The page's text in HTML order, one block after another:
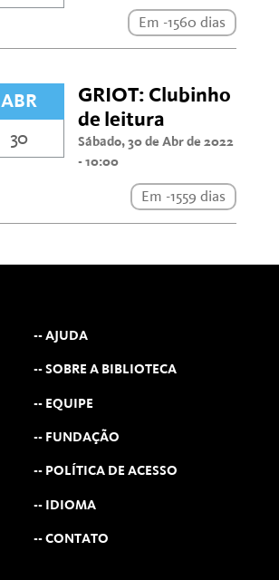
Em -1560 dias
ABR
30
GRIOT: Clubinho
de leitura
Sábado, 30 de Abr de 2022
- 10:00
Em -1559 dias
-- AJUDA
-- SOBRE A BIBLIOTECA
-- EQUIPE
-- FUNDAÇÃO
-- POLÍTICA DE ACESSO
-- IDIOMA
-- CONTATO